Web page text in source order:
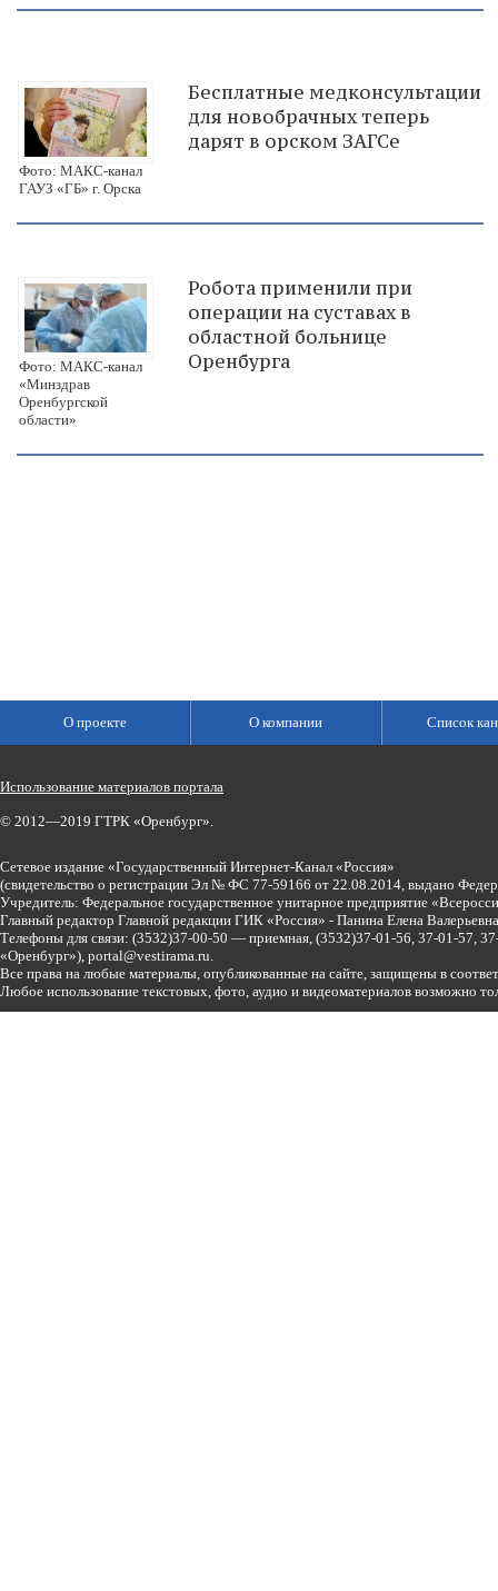
Фото: МАКС-канал
ГАУЗ «ГБ» г. Орска
Бесплатные медконсультации
для новобрачных теперь
дарят в орском ЗАГСе
Фото: МАКС-канал
«Минздрав
Оренбургской
области»
Робота применили при
операции на суставах в
областной больнице
Оренбурга
О проекте О компании Список
Использование материалов портала
© 2012—2019 ГТРК «Оренбург».
Сетевое издание «Государственный Интернет-Канал «Россия»
(свидетельство о регистрации Эл № ФС 77-59166 от 22.08.2014, выдано
Учредитель: Федеральное государственное унитарное предприятие
Главный редактор Главной редакции ГИК «Россия» - Панина Елена
Телефоны для связи: (3532)37-00-50 — приемная, (3532)37-01-56, 37-01-57,
«Оренбург»), portal@vestirama.ru.
Все права на любые материалы, опубликованные на сайте, защищены в
Любое использование текстовых, фото, аудио и видеоматериалов возможно